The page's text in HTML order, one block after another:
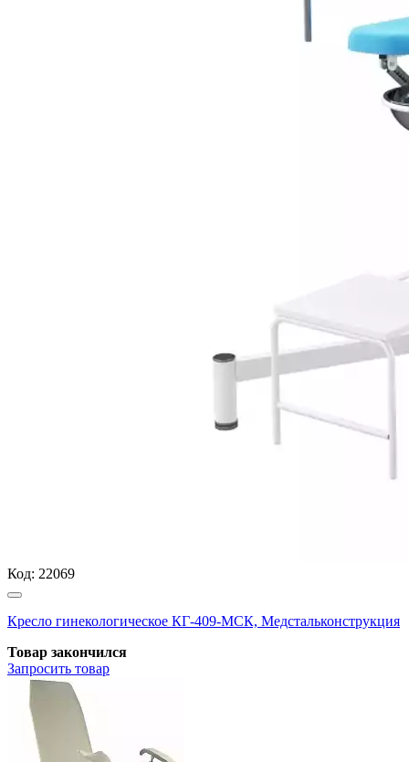
Код: 22069
Кресло гинекологическое КГ-409-МСК, Медстальконструкция
Товар закончился
Запросить товар